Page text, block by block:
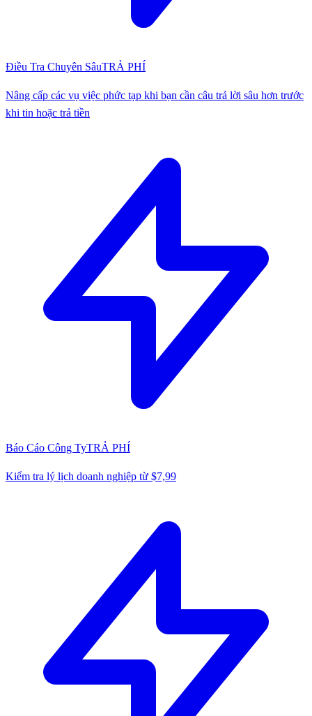
Điều Tra Chuyên SâuTRẢ PHÍ
Nâng cấp các vụ việc phức tạp khi bạn cần câu trả lời sâu hơn trước
khi tin hoặc trả tiền
Báo Cáo Công TyTRẢ PHÍ
Kiểm tra lý lịch doanh nghiệp từ $7,99